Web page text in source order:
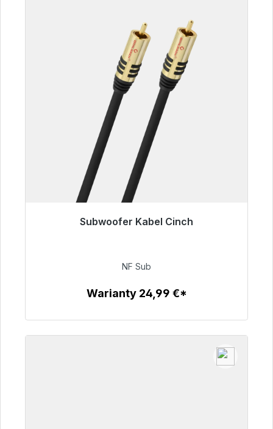
Subwoofer Kabel Cinch
Gotowy do natychmiastowej wysyłki, czas
63,99 €
NF Sub
Warianty 24,99 €*